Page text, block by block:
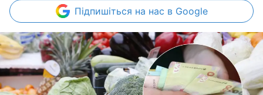
Підпишіться на нас в Google